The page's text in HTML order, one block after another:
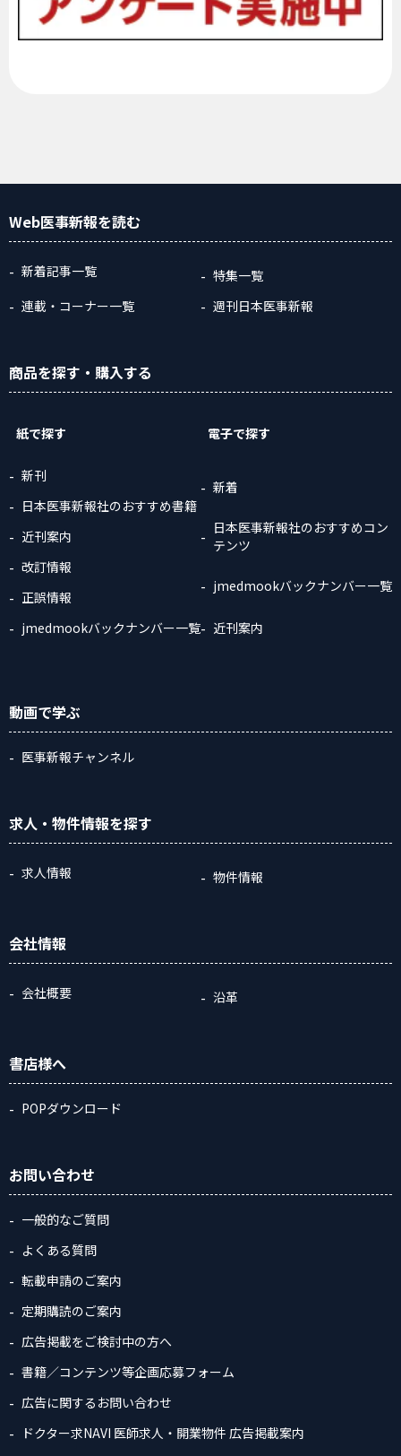
Web医事新報を読む
新着記事一覧
特集一覧
連載・コーナー一覧
週刊日本医事新報
商品を探す ・購入する
紙で探す
新刊
日本医事新報社のおすすめ書籍
近刊案内
改訂情報
正誤情報
jmedmookバックナンバー一覧
電子で探す
新着
日本医事新報社のおすすめコン
テンツ
jmedmookバックナンバー一覧
近刊案内
動画で学ぶ
医事新報チャンネル
求人・物件情報を探す
求人情報 物件情報
会社情報
会社概要 沿革
書店様へ
POPダウンロード
お問い合わせ
一般的なご質問
よくある質問
転載申請のご案内
定期購読のご案内
広告掲載をご検討中の方へ
書籍／コンテンツ等企画応募フォーム
広告に関するお問い合わせ
ドクター求NAVI 医師求人・開業物件 広告掲載案内